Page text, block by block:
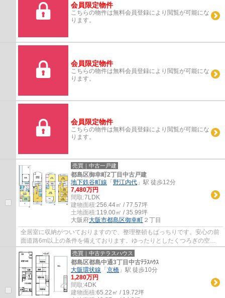
会員限定物件
こちらの物件は無料会員登録により閲覧が可能にな
ります。
会員限定物件
こちらの物件は無料会員登録により閲覧が可能にな
ります。
会員限定物件
こちらの物件は無料会員登録により閲覧が可能にな
ります。
売買｜中古一戸建
都島区御幸町2丁目中古戸建
地下鉄谷町線 「 野江内代 」駅 徒歩12分
7,480万円
間取:7LDK
建物面積:256.44㎡ / 77.57坪
土地面積:119.00㎡ / 35.99坪
大阪府大阪市都島区御幸町 ２丁目
全居室に収納がついておりますので、整理整頓もばっちりです。安心の前
面道路6m以上の条件を備えております。ゆったりとしたくつろぎの空間
のある、7LDKの物件です。建物面積256.44平...
売買｜中古テラスハウス
都島区都島中通3丁目中古ﾃﾗｽﾊｳｽ
大阪環状線 「 京橋 」駅 徒歩10分
1,280万円
間取:4DK
建物面積:65.22㎡ / 19.72坪